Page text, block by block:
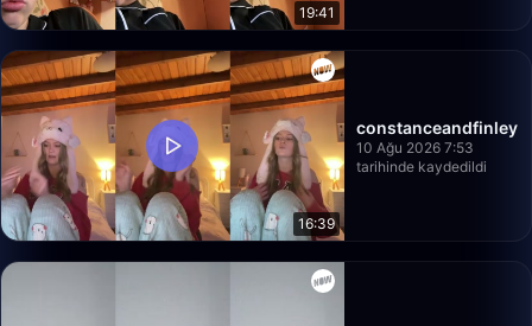
19:41
16:39
constanceandfinley
10 Ağu 2026 7:53
tarihinde kaydedildi